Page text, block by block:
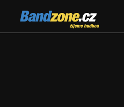
Bandzone.cz
žijeme hudbou